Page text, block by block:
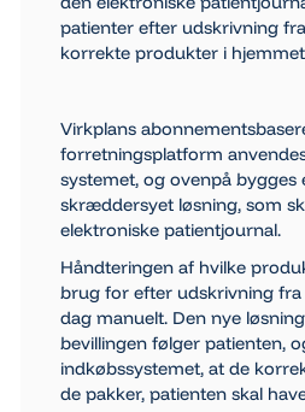
patienter efter udskrivning
korrekte produkter i
Virkplans
forretningsplatform
systemet, og ovenpå bygges
skræddersyet løsning, som
elektroniske patientjournal.
Håndteringen af hvilke
brug for efter udskrivning
dag manuelt. Den nye
bevillingen følger patienten,
indkøbssystemet, at de
de pakker, patienten skal